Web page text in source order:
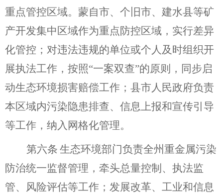
重点管控区域。蒙自市、个旧市、建水县等矿
产开发集中区域作为重点防控区域，实行差异
化管控；对违法违规的单位或个人及时组织开
展执法工作，按照“一案双查”的原则，同步启
动生态环境损害赔偿工作 ；县市人民政府负责
本区域内污染隐患排查、信息上报和宣传引导
等工作，纳入网格化管理。
第六条 生态环境部门负责全州重金属污染
防治统一监督管理，牵头总量控制、执法监
管、风险评估等工作；发展改革、工业和信息